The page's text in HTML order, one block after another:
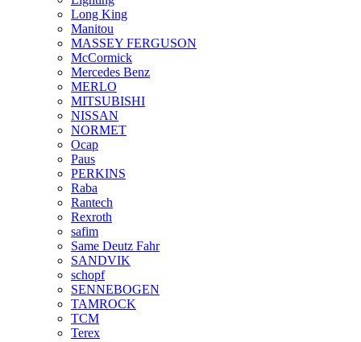
Long King
Manitou
MASSEY FERGUSON
McCormick
Mercedes Benz
MERLO
MITSUBISHI
NISSAN
NORMET
Ocap
Paus
PERKINS
Raba
Rantech
Rexroth
safim
Same Deutz Fahr
SANDVIK
schopf
SENNEBOGEN
TAMROCK
TCM
Terex